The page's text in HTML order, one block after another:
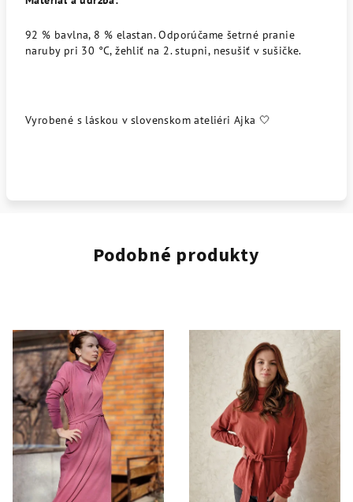
92 % bavlna, 8 % elastan. Odporúčame šetrné pranie
naruby pri 30 °C, žehliť na 2. stupni, nesušiť v sušičke.
Vyrobené s láskou v slovenskom ateliéri Ajka 🤍
Podobné produkty